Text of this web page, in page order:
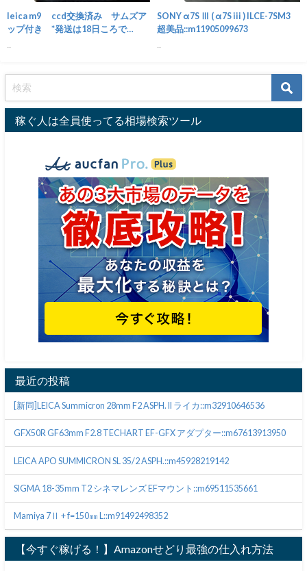
leica m9 ccd交換済み サムズア
ップ付き *発送は18日ころで
SONY α7S Ⅲ ( α7S iii ) ILCE-7SM3
超美品::m11905099673
稼ぐ人は全員使ってる相場検索ツール
最近の投稿
[新同]LEICA Summicron 28mm F2 ASPH. II ライカ::m32910646536
GFX50R GF63mm F2.8 TECHART EF-GFX アダプター::m67613913950
LEICA APO SUMMICRON SL 35/2 ASPH.::m45928219142
SIGMA 18-35mm T2 シネマレンズ EFマウント::m69511535661
Mamiya 7Ⅱ + f=150㎜ L::m91492498352
【今すぐ稼げる！】Amazonせどり最強の仕入れ方法